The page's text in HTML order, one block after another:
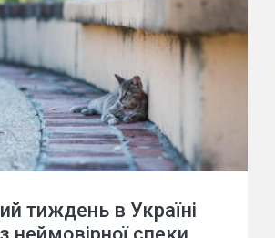
тиждень в Україні